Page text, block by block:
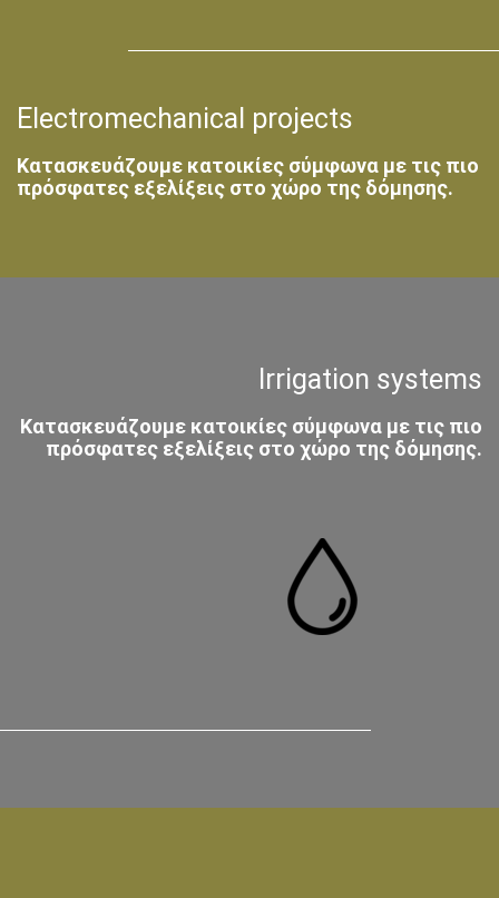
Electromechanical projects
Κατασκευάζουμε κατοικίες σύμφωνα με τις πιο
πρόσφατες εξελίξεις στο χώρο της δόμησης.
Irrigation systems
Κατασκευάζουμε κατοικίες σύμφωνα με τις πιο
πρόσφατες εξελίξεις στο χώρο της δόμησης.